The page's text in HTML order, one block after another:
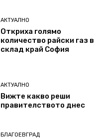
АКТУАЛНО
Откриха голямо
количество райски газ в
склад край София
АКТУАЛНО
Вижте какво реши
правителството днес
БЛАГОЕВГРАД